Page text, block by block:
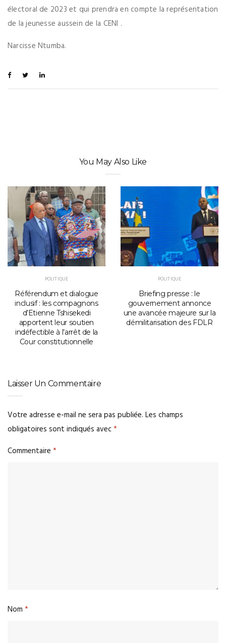
électoral de 2023 et qui prendra en compte la représentation
de la jeunesse aussein de la CENI .
Narcisse Ntumba.
You May Also Like
POLITIQUE
Référendum et dialogue
inclusif : les compagnons
d’Etienne Tshisekedi
apportent leur soutien
indéfectible à l’arrêt de la
Cour constitutionnelle
POLITIQUE
Briefing presse : le
gouvernement annonce
une avancée majeure sur la
démilitarisation des FDLR
Laisser Un Commentaire
Votre adresse e-mail ne sera pas publiée. Les champs
obligatoires sont indiqués avec*
Commentaire *
Nom *